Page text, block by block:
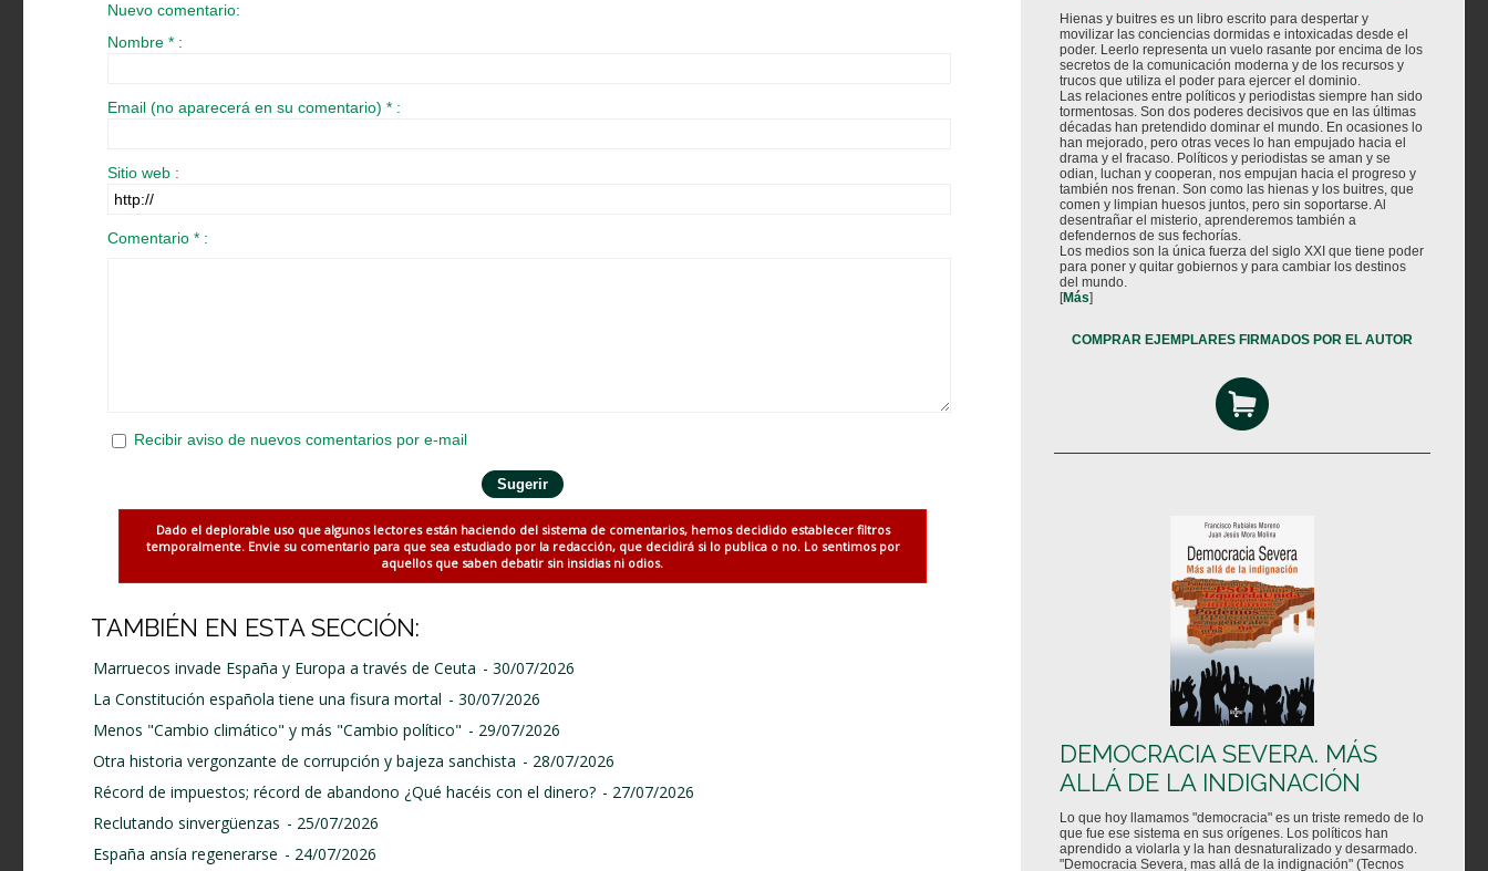
Nuevo comentario:
Nombre * :
Email (no aparecerá en su comentario) * :
Sitio web :
Comentario * :
Recibir aviso de nuevos comentarios por e-mail
Dado el deplorable uso que algunos lectores están haciendo del sistema de comentarios, hemos decidido establecer filtros
temporalmente. Envie su comentario para que sea estudiado por la redacción, que decidirá si lo publica o no. Lo sentimos por
aquellos que saben debatir sin insidias ni odios.
TAMBIÉN EN ESTA SECCIÓN:
Marruecos invade España y Europa a través de Ceuta - 30/07/2026
La Constitución española tiene una fisura mortal - 30/07/2026
Menos "Cambio climático" y más "Cambio político" - 29/07/2026
Otra historia vergonzante de corrupción y bajeza sanchista - 28/07/2026
Récord de impuestos; récord de abandono ¿Qué hacéis con el dinero? - 27/07/2026
Reclutando sinvergüenzas - 25/07/2026
España ansía regenerarse - 24/07/2026
Hienas y buitres es un libro escrito para despertar y
movilizar las conciencias dormidas e intoxicadas desde el
poder. Leerlo representa un vuelo rasante por encima de los
secretos de la comunicación moderna y de los recursos y
trucos que utiliza el poder para ejercer el dominio.
Las relaciones entre políticos y periodistas siempre han sido
tormentosas. Son dos poderes decisivos que en las últimas
décadas han pretendido dominar el mundo. En ocasiones lo
han mejorado, pero otras veces lo han empujado hacia el
drama y el fracaso. Políticos y periodistas se aman y se
odian, luchan y cooperan, nos empujan hacia el progreso y
también nos frenan. Son como las hienas y los buitres, que
comen y limpian huesos juntos, pero sin soportarse. Al
desentrañar el misterio, aprenderemos también a
defendernos de sus fechorías.
Los medios son la única fuerza del siglo XXI que tiene poder
para poner y quitar gobiernos y para cambiar los destinos
del mundo.
[Más]
COMPRAR EJEMPLARES FIRMADOS POR EL AUTOR
DEMOCRACIA SEVERA. MÁS
ALLÁ DE LA INDIGNACIÓN
Lo que hoy llamamos "democracia" es un triste remedo de lo
que fue ese sistema en sus orígenes. Los políticos han
aprendido a violarla y la han desnaturalizado y desarmado.
"Democracia Severa, mas allá de la indignación" (Tecnos